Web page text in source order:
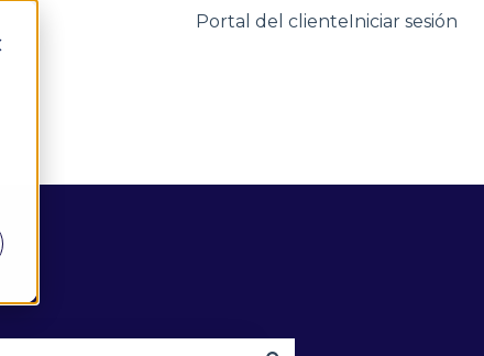
Portal del clienteIniciar sesión